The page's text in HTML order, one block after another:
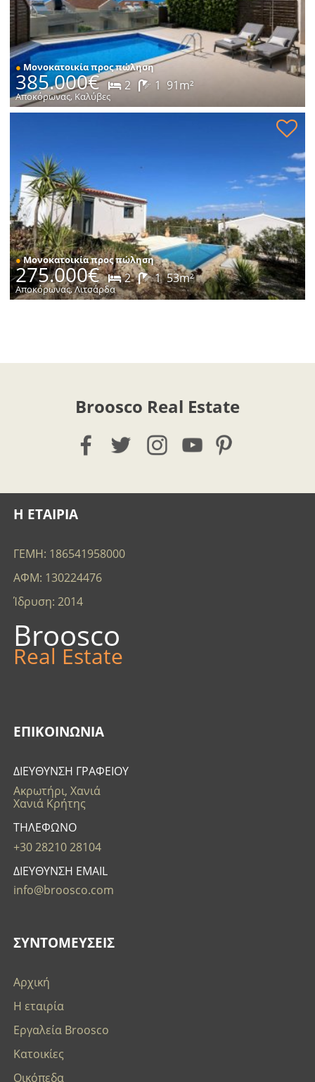
● Μονοκατοικία προς πώληση
385.000€ 2 1 91m²
Αποκόρωνας, Καλύβες
●Μονοκατοικία προς πώληση
275.000€ 2 1 53m²
Αποκόρωνας, Λιτσάρδα
Broosco Real Estate
Η ΕΤΑΙΡΙΑ
ΓΕΜΗ: 186541958000
ΑΦΜ: 130224476
Ίδρυση: 2014
Broosco
Real Estate
ΕΠΙΚΟΙΝΩΝΊΑ
ΔΙΕΥΘΥΝΣΗ ΓΡΑΦΕΙΟΥ
Ακρωτήρι, Χανιά
Χανιά Κρήτης
ΤΗΛΕΦΩΝΟ
+30 28210 28104
ΔΙΕΥΘΥΝΣΗ EMAIL
info@broosco.com
ΣΥΝΤΟΜΕΥΣΕΙΣ
Αρχική
Η εταιρία
Εργαλεία Broosco
Κατοικίες
Οικόπεδα